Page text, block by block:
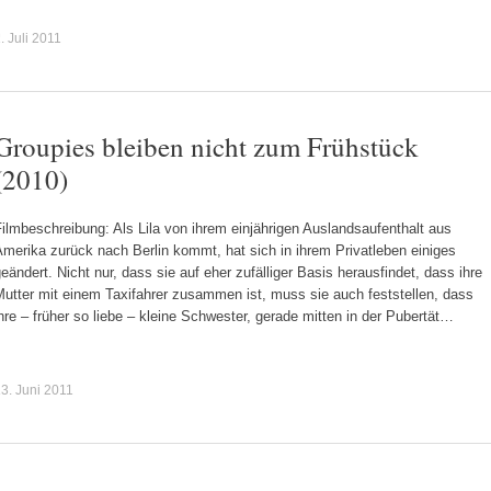
Juli 2011
bleiben nicht zum Frühstück
Als Lila von ihrem einjährigen Auslandsaufenthalt aus
zurück nach Berlin kommt, hat sich in ihrem Privatleben einiges
Nicht nur, dass sie auf eher zufälliger Basis herausfindet, dass ihre
mit einem Taxifahrer zusammen ist, muss sie auch feststellen, dass
– früher so liebe – kleine Schwester, gerade mitten in der Pubertät…
Juni 2011